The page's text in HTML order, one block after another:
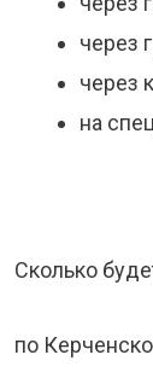
через
через
на
Сколько
по